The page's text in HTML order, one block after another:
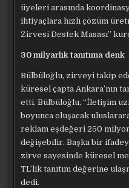
üyeleri arasında
ihtiyaçlara hızlı çözüm
Zirvesi Destek Masası”
30 milyarlık tanıtıma denk
Bülbüloğlu, zirveyi takip
küresel çapta Ankara’nın
etti. Bülbüloğlu, “İletişim
boyunca oluşacak
reklam eşdeğeri 250
değişebilir. Başka bir
zirve sayesinde küresel
TL’lik tanıtım değerine
dedi.